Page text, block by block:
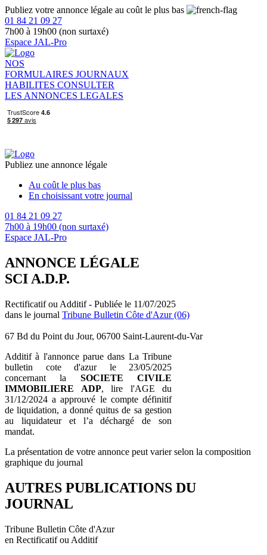
Publiez votre annonce légale au coût le plus bas
01 84 21 09 27
7h00 à 19h00 (non surtaxé)
Espace JAL-Pro
NOS
FORMULAIRES JOURNAUX
HABILITES CONSULTER
LES ANNONCES LEGALES
Publiez une annonce légale
Au coût le plus bas
En choisissant votre journal
01 84 21 09 27
7h00 à 19h00 (non surtaxé)
Espace JAL-Pro
ANNONCE LÉGALE
SCI A.D.P.
Rectificatif ou Additif - Publiée le 11/07/2025
dans le journal Tribune Bulletin Côte d'Azur (06)
67 Bd du Point du Jour, 06700 Saint-Laurent-du-Var
Additif à l'annonce parue dans La Tribune
bulletin cote d'azur le 23/05/2025
concernant la SOCIETE CIVILE
IMMOBILIERE ADP, lire l'AGE du
31/12/2024 a approuvé le compte définitif
de liquidation, a donné quitus de sa gestion
au liquidateur et l’a déchargé de son
mandat.
La présentation de votre annonce peut varier selon la composition
graphique du journal
AUTRES PUBLICATIONS DU
JOURNAL
Tribune Bulletin Côte d'Azur
en Rectificatif ou Additif